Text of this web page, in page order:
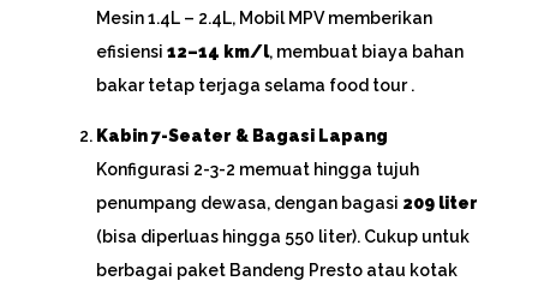
Mesin 1.4L – 2.4L, Mobil MPV memberikan
efisiensi 12–14 km/l, membuat biaya bahan
bakar tetap terjaga selama food tour .
Kabin 7-Seater & Bagasi Lapang
Konfigurasi 2-3-2 memuat hingga tujuh
penumpang dewasa, dengan bagasi 209 liter
(bisa diperluas hingga 550 liter). Cukup untuk
berbagai paket Bandeng Presto atau kotak